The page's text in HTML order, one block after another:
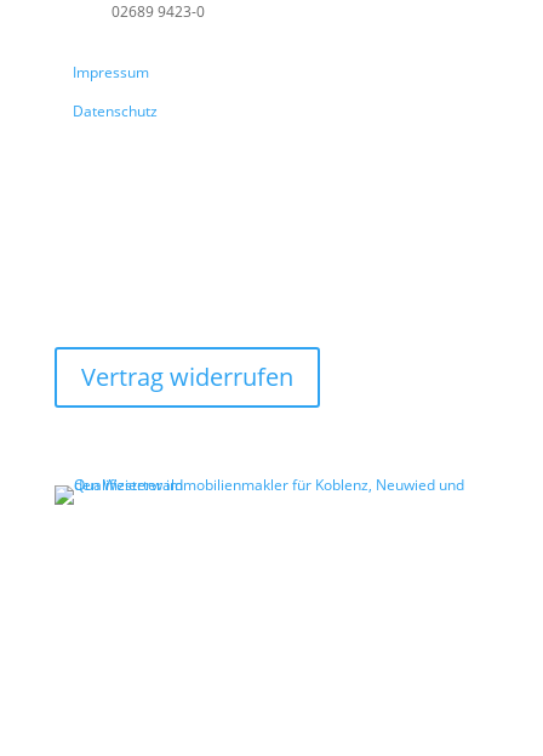
02689 9423-0
Impressum
Datenschutz
Vertrag widerrufen